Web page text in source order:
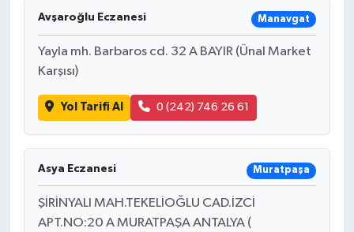
Avşaroğlu Eczanesi Manavgat
Yayla mh. Barbaros cd. 32 A BAYIR (Ünal Market
Karşısı)
Yol Tarifi Al 0 (242) 746 26 61
Asya Eczanesi Muratpaşa
ŞİRİNYALI MAH.TEKELİOĞLU CAD.İZCİ
APT.NO:20 A MURATPAŞA ANTALYA (